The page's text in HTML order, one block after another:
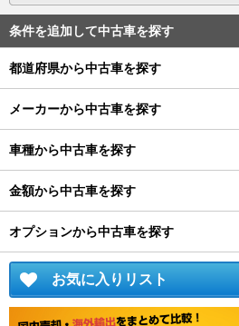
条件を追加して中古車を探す
都道府県から中古車を探す
メーカーから中古車を探す
車種から中古車を探す
金額から中古車を探す
オプションから中古車を探す
お気に入りリスト